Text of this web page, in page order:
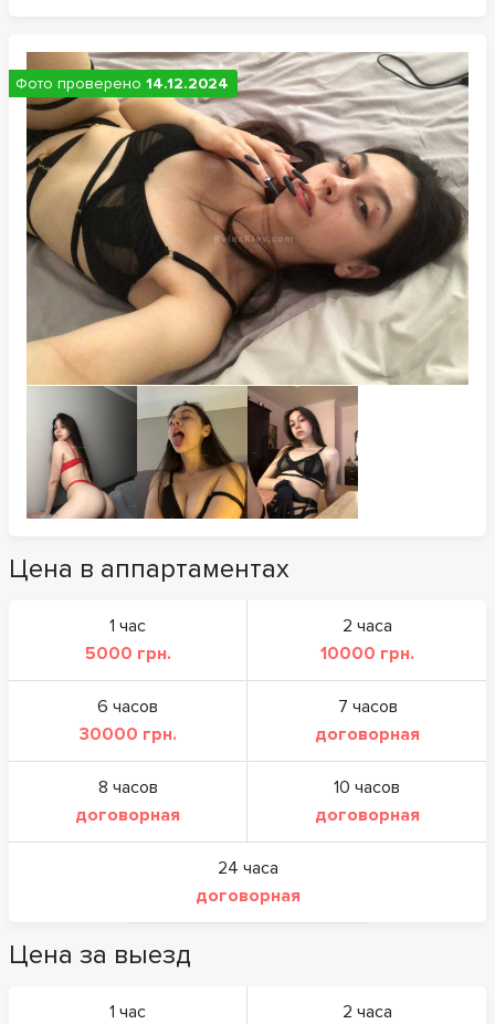
Фото проверено 14.12.2024
Цена в аппартаментах
1 час
5000 грн.
2 часа
10000 грн.
6 часов
30000 грн.
7 часов
договорная
8 часов
договорная
10 часов
договорная
24 часа
договорная
Цена за выезд
1 час
2 часа